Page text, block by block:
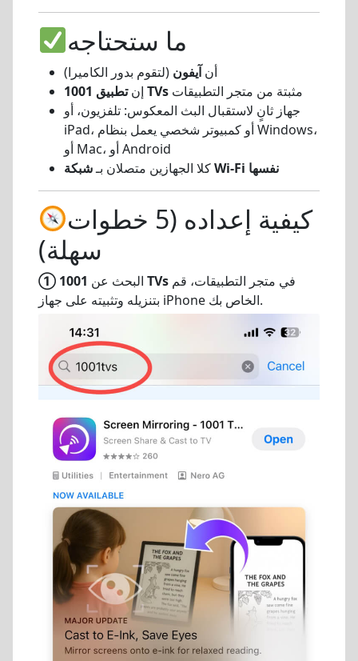
ما ستحتاجه
أن آيفون (لتقوم بدور الكاميرا)
إن تطبيق 1001 TVs مثبتة من متجر التطبيقات
جهاز ثانٍ لاستقبال البث المعكوس: تلفزيون، أو
iPad، أو كمبيوتر شخصي يعمل بنظام Windows،
أو Mac، أو Android
كلا الجهازين متصلان بـ
شبكة Wi-Fi نفسها
كيفية إعداده (5 خطوات
سهلة)
① البحث عن 1001 TVs
بتنزيله وتثبيته على جهاز iPhone الخاص بك.